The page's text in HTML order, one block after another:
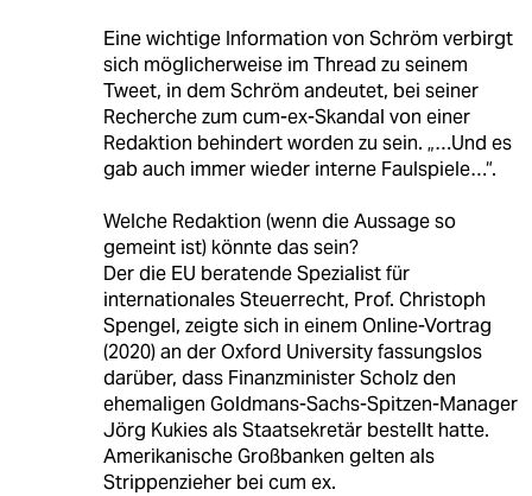
Eine wichtige Information von Schröm verbirgt
sich möglicherweise im Thread zu seinem
Tweet, in dem Schröm andeutet, bei seiner
Recherche zum cum-ex-Skandal von einer
Redaktion behindert worden zu sein. „…Und es
gab auch immer wieder interne Faulspiele…“.
Welche Redaktion (wenn die Aussage so
gemeint ist) könnte das sein?
Der die EU beratende Spezialist für
internationales Steuerrecht, Prof. Christoph
Spengel, zeigte sich in einem Online-Vortrag
(2020) an der Oxford University fassungslos
darüber, dass Finanzminister Scholz den
ehemaligen Goldmans-Sachs-Spitzen-Manager
Jörg Kukies als Staatsekretär bestellt hatte.
Amerikanische Großbanken gelten als
Strippenzieher bei cum ex.